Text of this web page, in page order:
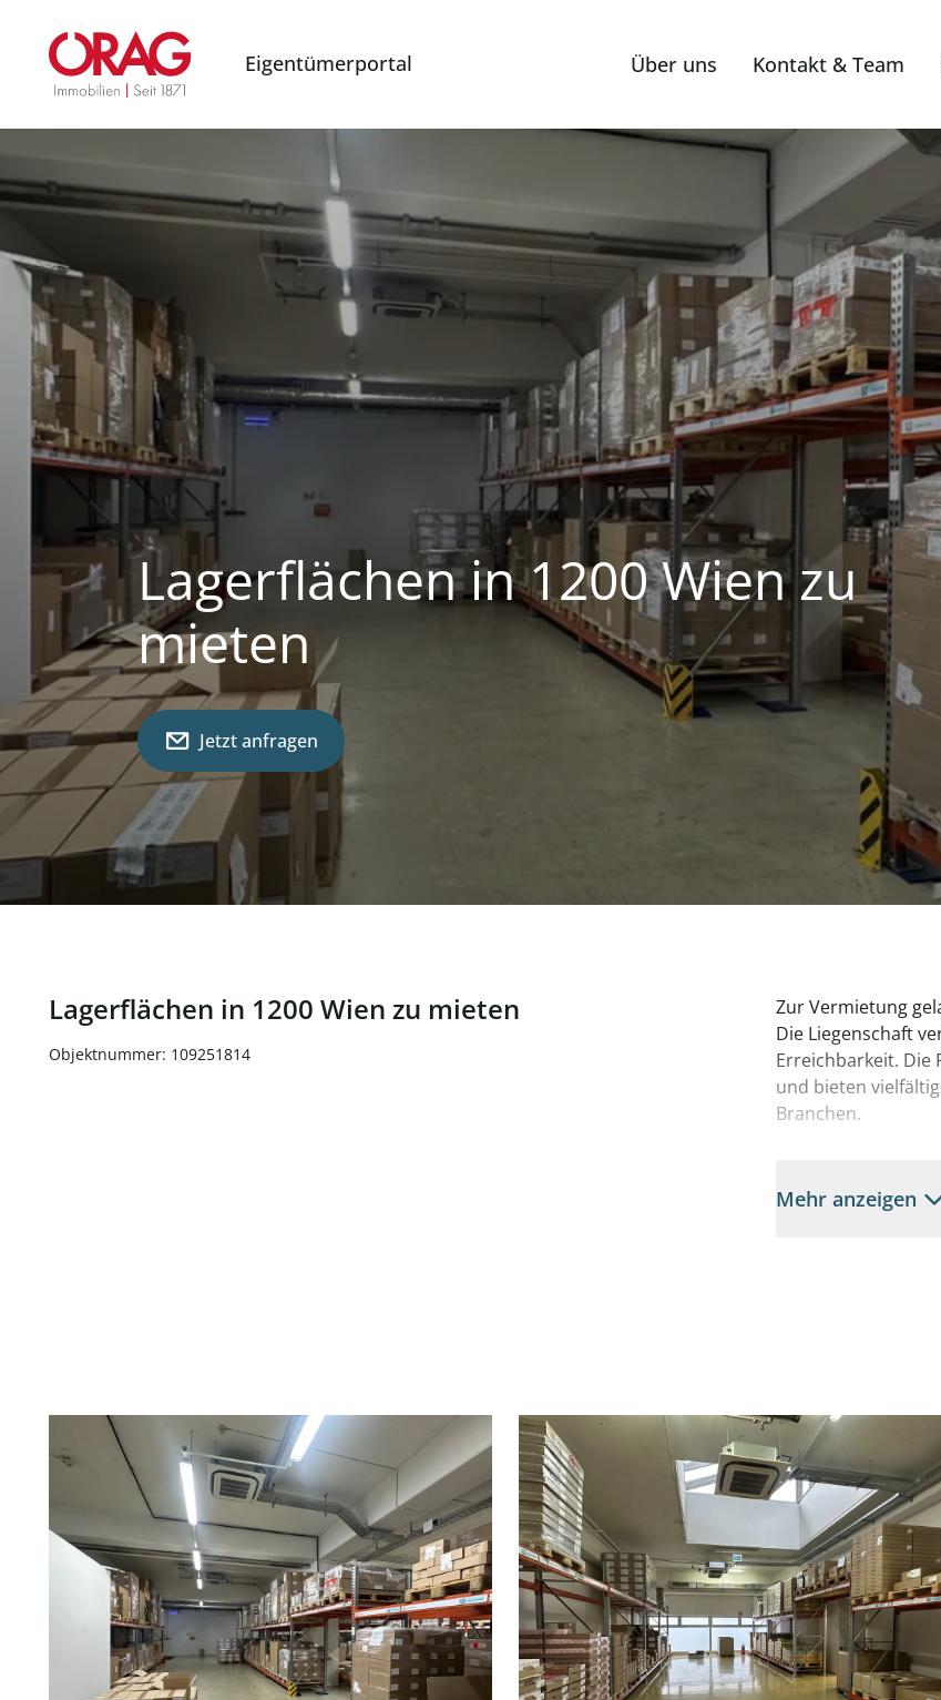
Eigentümerportal Über uns Kontakt & Team
Lagerflächen in 1200 Wien zu
mieten
Jetzt anfragen
Lagerflächen in 1200 Wien zu mieten
Objektnummer: 109251814
Zur Vermietung
Die Liegenschaft
Erreichbarkeit. Die
und bieten
Branchen.
Top 2b, ca. 576 m²
Mehr anzeigen